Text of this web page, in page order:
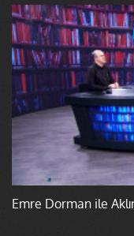
Emre Dorman ile